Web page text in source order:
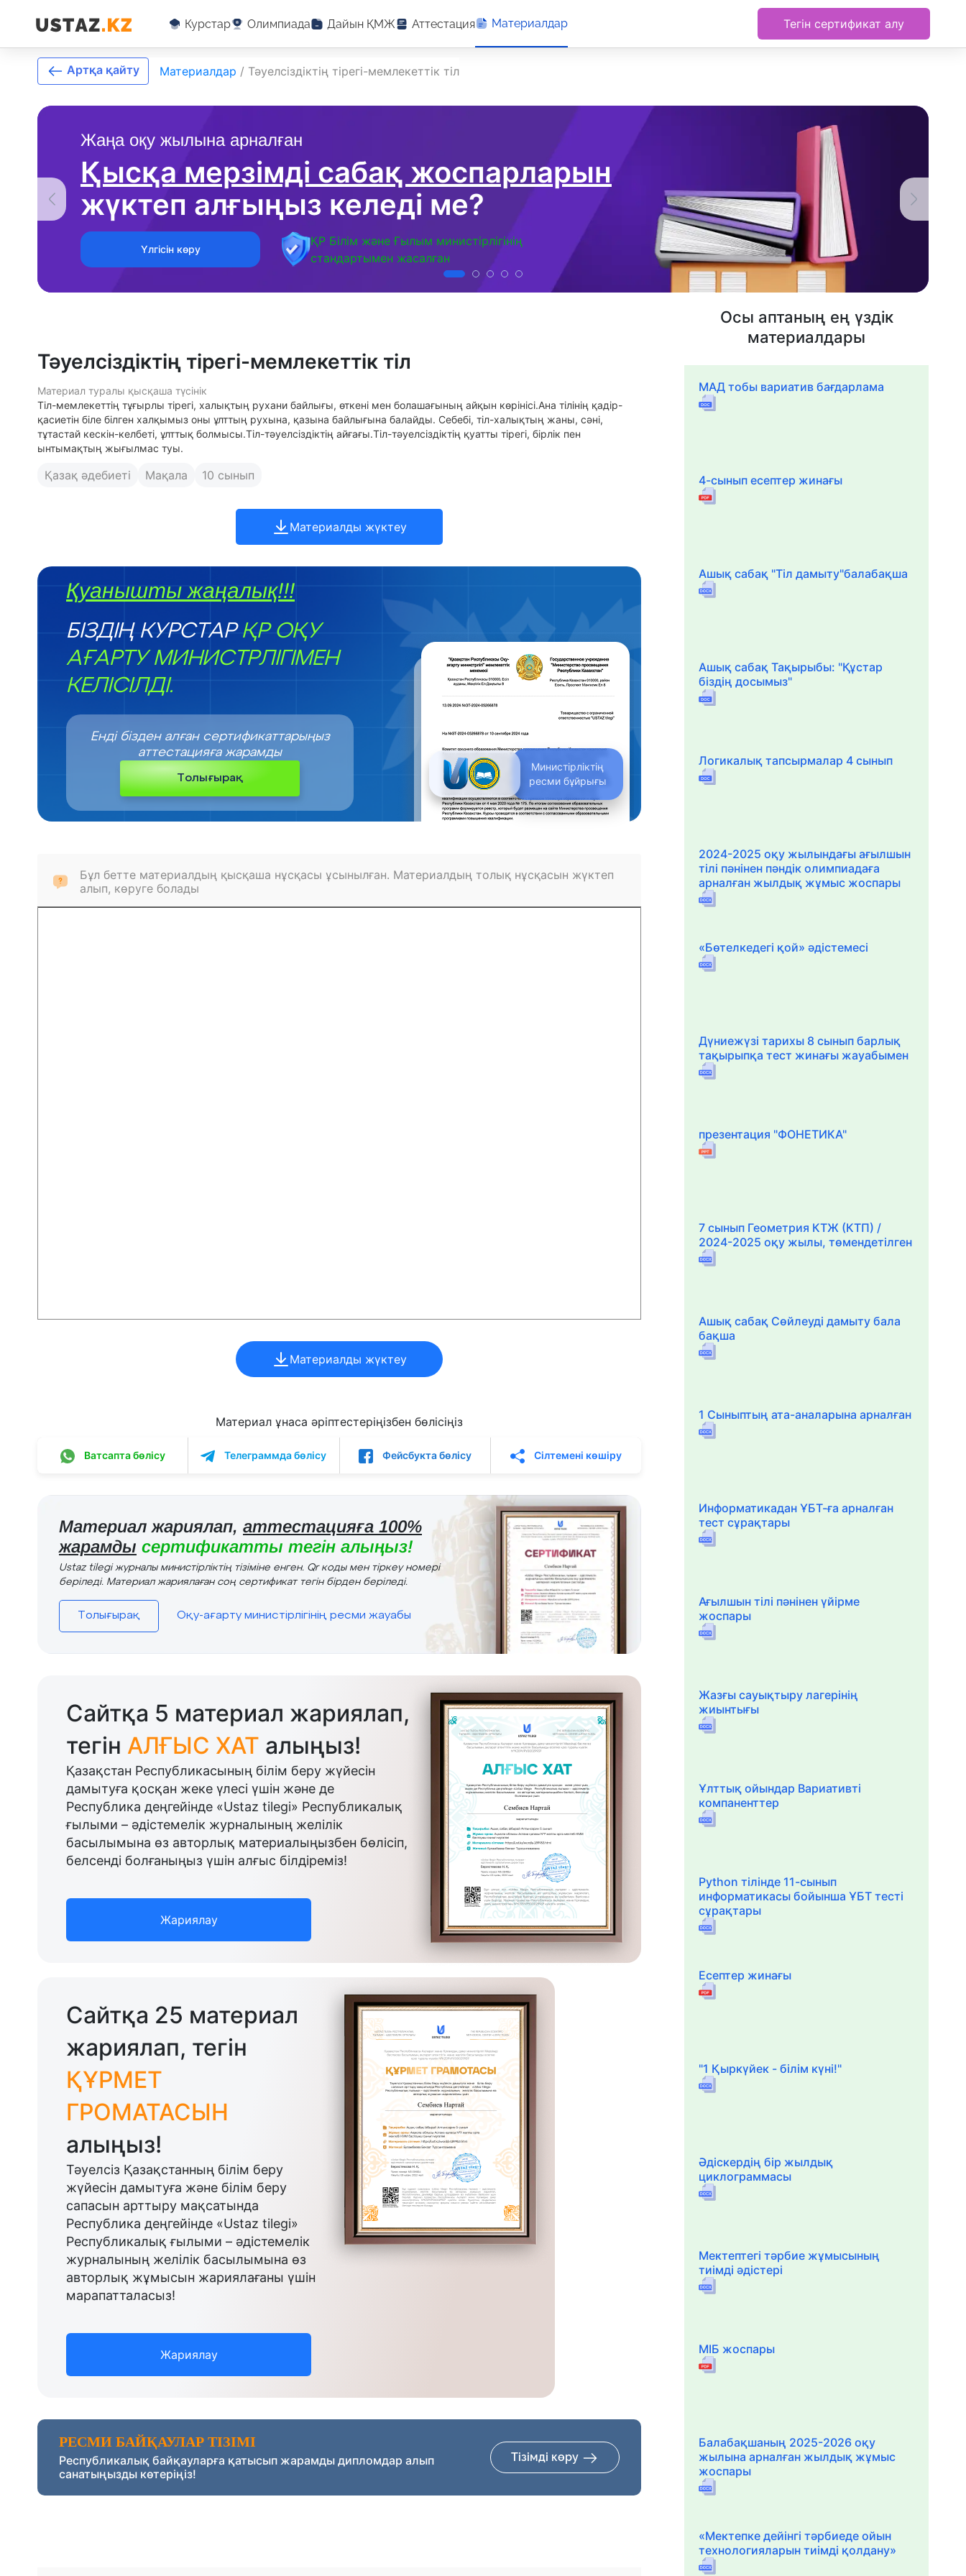
Курстар Олимпиада Дайын ҚМЖ Аттестация Материалдар Тегін сертификат алу
Жаңа оқу жылына арналған
Қысқа мерзімді сабақ жоспарларын
жүктеп алғыңыз келеді ме?
Үлгісін көру
ҚР Білім және Ғылым министірлігінің
стандартымен жасалған
Артқа қайту Материалдар / Тәуелсіздіктің тірегі-мемлекеттік тіл
Тәуелсіздіктің тірегі-мемлекеттік тіл
Материал туралы қысқаша түсінік
Тіл-мемлекеттің тұғырлы тірегі, халықтың рухани байлығы, өткені мен болашағының айқын көрінісі.Ана тілінің қадір-
қасиетін біле білген халқымыз оны ұлттың рухына, қазына байлығына балайды. Себебі, тіл-халықтың жаны, сәні,
тұтастай кескін-келбеті, ұлттық болмысы.Тіл-тәуелсіздіктің айғағы.Тіл-тәуелсіздіктің қуатты тірегі, бірлік пен
ынтымақтың жығылмас туы.
Қазақ әдебиеті Мақала 10 сынып
Материалды жүктеу
Қуанышты жаңалық!!!
БІЗДІҢ КУРСТАР ҚР ОҚУ
АҒАРТУ МИНИСТРЛІГІМЕН
КЕЛІСІЛДІ.
Министірліктің
ресми бұйрығы
Енді бізден алған сертификаттарыңыз
аттестацияға жарамды
Толығырақ
Бұл бетте материалдың қысқаша нұсқасы ұсынылған. Материалдың толық нұсқасын жүктеп
алып, көруге болады
Материалды жүктеу
Материал ұнаса әріптестеріңізбен бөлісіңіз
Ватсапта бөлісу Телеграммда бөлісу Фейсбукта бөлісу Сілтемені көшіру
Материал жариялап, аттестацияға 100%
жарамды сертификатты тегін алыңыз!
Ustaz tilegi журналы министірліктің тізіміне енген. Qr коды мен тіркеу номері
беріледі. Материал жариялаған соң сертификат тегін бірден беріледі.
Толығырақ Оқу-ағарту министірлігінің ресми жауабы
Сайтқа 5 материал жариялап,
тегін АЛҒЫС ХАТ алыңыз!
Қазақстан Республикасының білім беру жүйесін
дамытуға қосқан жеке үлесі үшін және де
Республика деңгейінде «Ustaz tilegi» Республикалық
ғылыми – әдістемелік журналының желілік
басылымына өз авторлық материалыңызбен бөлісіп,
белсенді болғаныңыз үшін алғыс білдіреміз!
Жариялау
Сайтқа 25 материал
жариялап, тегін
ҚҰРМЕТ
ГРОМАТАСЫН
алыңыз!
Тәуелсіз Қазақстанның білім беру
жүйесін дамытуға және білім беру
сапасын арттыру мақсатында
Республика деңгейінде «Ustaz tilegi»
Республикалық ғылыми – әдістемелік
журналының желілік басылымына өз
авторлық жұмысын жариялағаны үшін
марапатталасыз!
Жариялау
РЕСМИ БАЙҚАУЛАР ТІЗІМІ
Республикалық байқауларға қатысып жарамды дипломдар алып
санатыңызды көтеріңіз!
Тізімді көру
Осы аптаның ең үздік
материалдары
МАД тобы вариатив бағдарлама
4-сынып есептер жинағы
Ашық сабақ "Тіл дамыту"балабақша
Ашық сабақ Тақырыбы: "Құстар
біздің досымыз"
Логикалық тапсырмалар 4 сынып
2024-2025 оқу жылындағы ағылшын
тілі пәнінен пәндік олимпиадаға
арналған жылдық жұмыс жоспары
«Бөтелкедегі қой» әдістемесі
Дүниежүзі тарихы 8 сынып барлық
тақырыпқа тест жинағы жауабымен
презентация "ФОНЕТИКА"
7 сынып Геометрия КТЖ (КТП) /
2024-2025 оқу жылы, төмендетілген
Ашық сабақ Сөйлеуді дамыту бала
бақша
1 Сыныптың ата-аналарына арналған
Информатикадан ҰБТ-ға арналған
тест сұрақтары
Ағылшын тілі пәнінен үйірме
жоспары
Жазғы сауықтыру лагерінің
жиынтығы
Ұлттық ойындар Вариативті
компаненттер
Python тілінде 11-сынып
информатикасы бойынша ҰБТ тесті
сұрақтары
Есептер жинағы
"1 Қыркүйек - білім күні!"
Әдіскердің бір жылдық
циклограммасы
Мектептегі тәрбие жұмысының
тиімді әдістері
МІБ жоспары
Балабақшаның 2025-2026 оқу
жылына арналған жылдық жұмыс
жоспары
«Мектепке дейінгі тәрбиеде ойын
технологияларын тиімді қолдану»